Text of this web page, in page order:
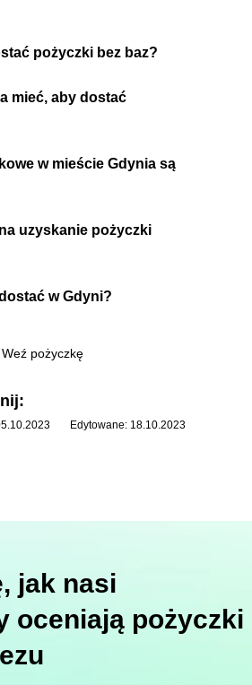
pożyczki bez baz?
mieć, aby dostać
w mieście Gdynia są
uzyskanie pożyczki
w Gdyni?
Weź pożyczkę
Edytowane: 18.10.2023
jak nasi
oceniają pożyczki